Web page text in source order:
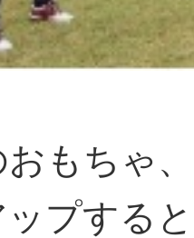
もちゃ
プする